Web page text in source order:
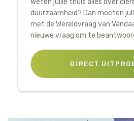
Weten jullie thuis alles over
duurzaamheid? Dan moeten
met de Wereldvraag van
nieuwe vraag om te
DIRECT